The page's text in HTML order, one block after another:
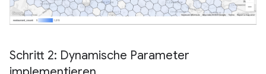
Schritt 2: Dynamische Parameter